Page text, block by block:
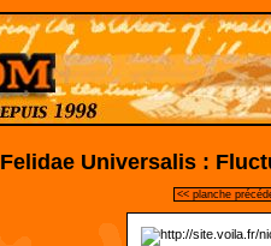
Felidae Universalis :
<< planche